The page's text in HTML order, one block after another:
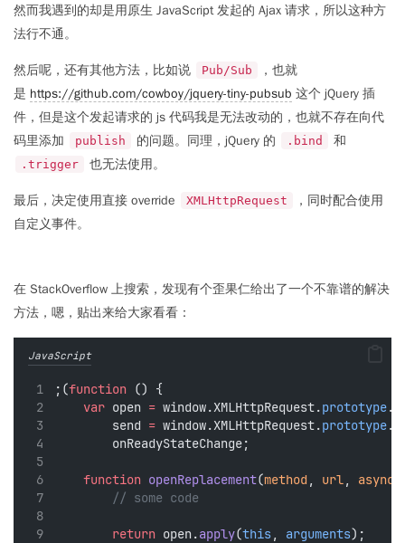
然而我遇到的却是用原生 JavaScript 发起的 Ajax 请求，所以这种方
法行不通。
然后呢，还有其他方法，比如说 Pub/Sub
，也就
是 https://github.com/cowboy/jquery-tiny-pubsub 这个 jQuery 插
件，但是这个发起请求的 js 代码我是无法改动的，也就不存在向代
码里添加
publish 的问题。同理，jQuery 的 .bind 和
.trigger 也无法使用。
最后，决定使用直接 override XMLHttpRequest
，同时配合使用
自定义事件。
在 StackOverflow 上搜索，发现有个歪果仁给出了一个不靠谱的解决
方法，嗯，贴出来给大家看看：
JavaScript
;(function () {
var open = window.XMLHttpRequest.prototype
        send
= window.XMLHttpRequest.prototype
        onReadyStateChange;
function openReplacement(method, url, async
// some code
return open.apply(this, arguments);